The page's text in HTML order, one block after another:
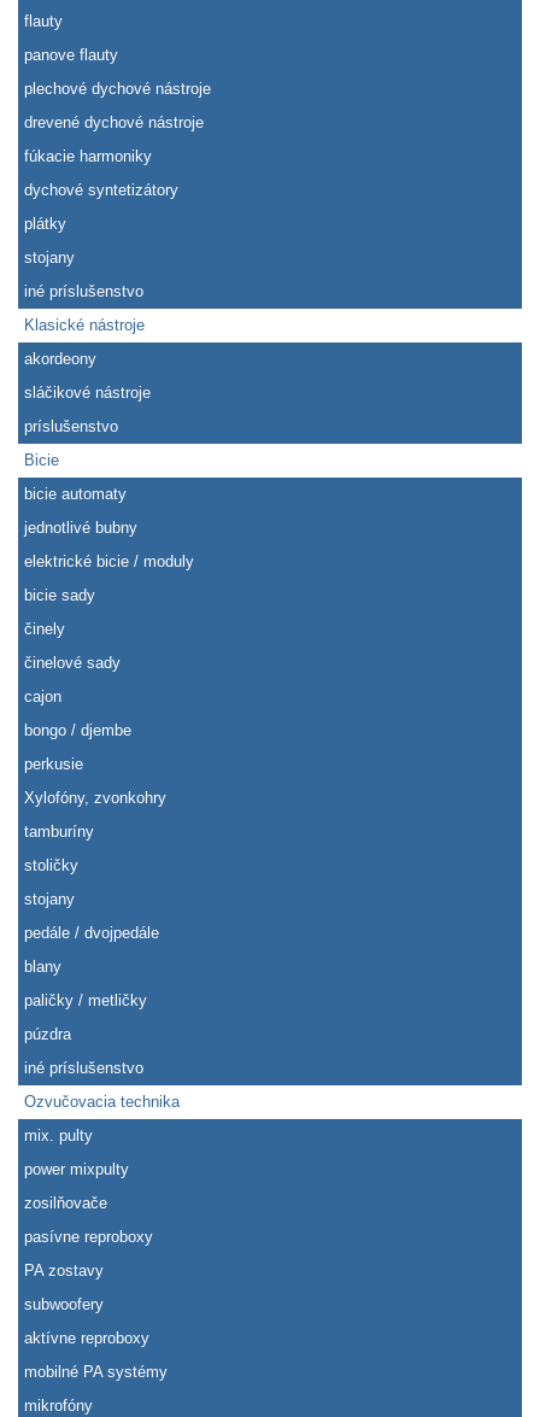
flauty
panove flauty
plechové dychové nástroje
drevené dychové nástroje
fúkacie harmoniky
dychové syntetizátory
plátky
stojany
iné príslušenstvo
Klasické nástroje
akordeony
sláčikové nástroje
príslušenstvo
Bicie
bicie automaty
jednotlivé bubny
elektrické bicie / moduly
bicie sady
činely
činelové sady
cajon
bongo / djembe
perkusie
Xylofóny, zvonkohry
tamburíny
stoličky
stojany
pedále / dvojpedále
blany
paličky / metličky
púzdra
iné príslušenstvo
Ozvučovacia technika
mix. pulty
power mixpulty
zosilňovače
pasívne reproboxy
PA zostavy
subwoofery
aktívne reproboxy
mobilné PA systémy
mikrofóny